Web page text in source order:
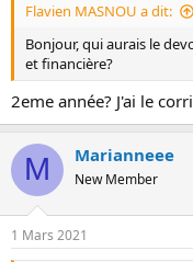
Flavien MASNOU a dit:
Bonjour, qui aurais le
et financière?
2eme année? J'ai le
M Marianneee
New Member
1 Mars 2021